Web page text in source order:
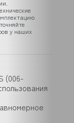
у наших
(006-